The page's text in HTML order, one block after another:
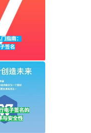
指南：一步